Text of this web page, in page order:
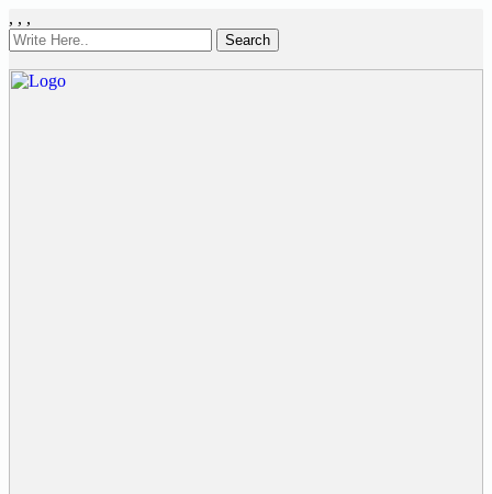
, , ,
Search